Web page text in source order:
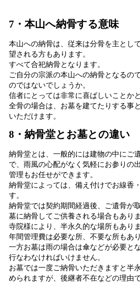
7・本山へ納骨する意味
本山への納骨は、従来は分骨を主とし
望される方もあります。
すべて合祀納骨となります。
ご自分の宗派の本山への納骨となるの
のではないでしょうか。
信者にとっては非常に喜ばしいことか
全骨の場合は、お墓を建てたりする事
いただけます。
8・納骨堂とお墓との違い
納骨堂とは、一般的には建物の中にご
で、雨風の心配がなく気軽にお参りの
管理もお任せができます。
納骨堂によっては、備え付けでお線香
す。
納骨堂では契約期間経過後、ご遺骨が
墓に納骨してご供養される場合もありま
寺院様により、半永久的な場所もあり
年間管理費は必要な所、不要な所もあり
一方お墓は雨の場合は傘などが必要と
行なわなければいけません。
お墓では一度ご納骨いただきますと半
められますが、後継者不在などの理由